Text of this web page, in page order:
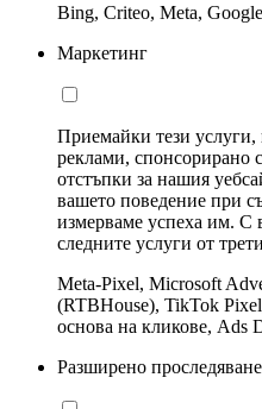
Bing, Criteo, Meta,
Маркетинг
Приемайки тези
реклами, спонсорирано
отстъпки за нашия
вашето поведение при
измерваме успеха им. С
следните услуги от
Meta-Pixel, Microsoft
(RTBHouse), TikTok
основа на кликове, Ads
Разширено